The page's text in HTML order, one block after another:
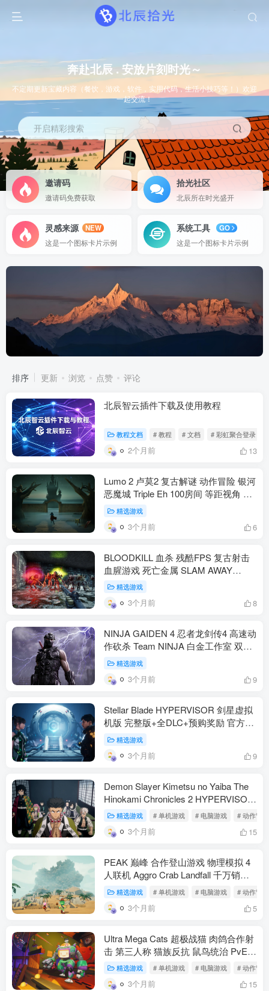
奔赴北辰 . 安放片刻时光～
不定期更新宝藏内容（餐饮，游戏，软件，实用代码，生活小技巧等！）欢迎
一起交流！
开启精彩搜索
邀请码
邀请码免费获取
拾光社区
北辰所在时光盛开
灵感来源
NEW
这是一个图标卡片示例
系统工具
GO
这是一个图标卡片示例
排序 更新 浏览 点赞 评论
北辰智云插件下载及使用教程
教程文档 # 教程 # 文档 # 彩虹聚合登录
2个月前 13
Lumo 2 卢莫2 复古解谜 动作冒险 银河
恶魔城 Triple Eh 100房间 等距视角 致
敬80年代 官方中文 PS5 Switch Xbox
PC 2025年10月9(动作冒险）
精选游戏
3个月前 6
BLOODKILL 血杀 残酷FPS 复古射击
血腥游戏 死亡金属 SLAM AWAY
GAMES 类毁灭战士 类雷神之锤 官方
精选游戏
3个月前 8
NINJA GAIDEN 4 忍者龙剑传4 高速动
作砍杀 Team NINJA 白金工作室 双主
角 八云 隼龙 血楔 血鸦形态 饭纲落 飞
燕 XP Game Pass Steam 官方中文
60G（动作冒险）
精选游戏
3个月前 9
Stellar Blade HYPERVISOR 剑星虚拟
机版 完整版+全DLC+预购奖励 官方中
文 动作冒险 SHIFT UP 伊芙 孽奇拔 后
末日 75G（动作冒险）
精选游戏
3个月前 9
Demon Slayer Kimetsu no Yaiba The
Hinokami Chronicles 2 HYPERVISOR
鬼灭之刃火之神血风谭2 虚拟机版 漫
改格斗 游郭篇 刀匠村篇 柱训练篇 40
角色 合体奥义 官方中文 25G（动作冒
精选游戏 # 单机游戏 # 电脑游戏 # 动作冒险
3个月前 15
PEAK 巅峰 合作登山游戏 物理模拟 4
人联机 Aggro Crab Landfall 千万销量
Steam特别好评（动作冒险）
精选游戏 # 单机游戏 # 电脑游戏 # 动作冒险
3个月前 5
Ultra Mega Cats 超极战猫 肉鸽合作射
击 第三人称 猫族反抗 鼠鸟统治 PvE
竞技场 Steam抢先体验(动作冒险）
精选游戏 # 单机游戏 # 电脑游戏 # 动作冒险
3个月前 15